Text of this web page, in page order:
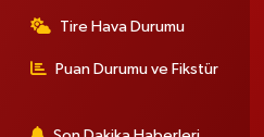
Tire Hava Durumu
Puan Durumu ve Fikstür